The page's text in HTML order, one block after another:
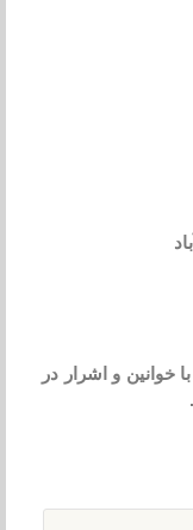
خوانین و اشرار در